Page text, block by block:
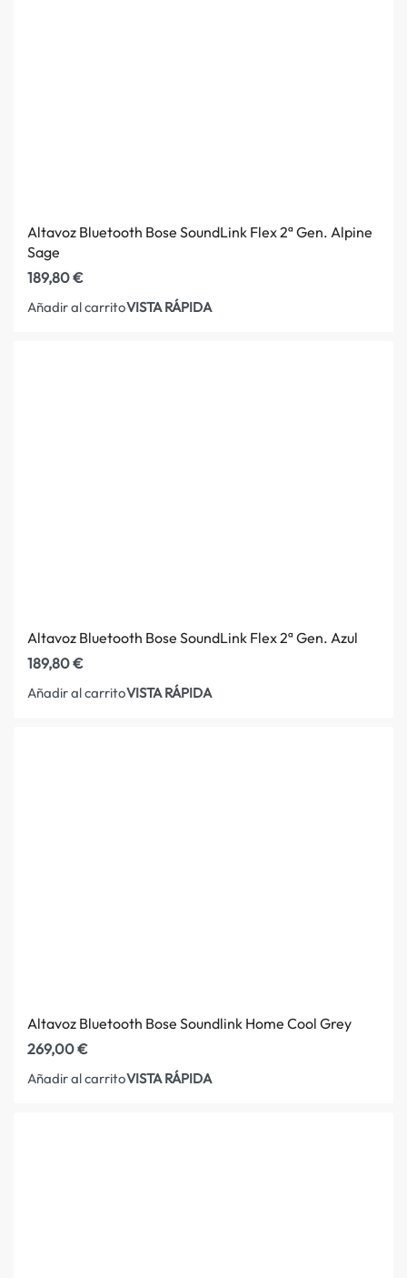
Altavoz Bluetooth Bose SoundLink Flex 2ª Gen. Alpine
Sage
189,80€
Añadir al carritoVISTA RÁPIDA
Altavoz Bluetooth Bose SoundLink Flex 2ª Gen. Azul
189,80€
Añadir al carritoVISTA RÁPIDA
Altavoz Bluetooth Bose Soundlink Home Cool Grey
269,00€
Añadir al carritoVISTA RÁPIDA